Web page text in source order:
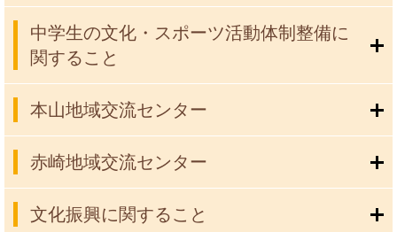
中学生の文化・スポーツ活動体制整備に
関すること
本山地域交流センター
赤崎地域交流センター
文化振興に関すること